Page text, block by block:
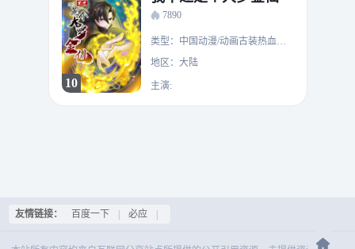
10
7890
类型：中国动漫/动画古装热血动作玄幻
地区：大陆
主演:
友情链接： 百度一下 必应